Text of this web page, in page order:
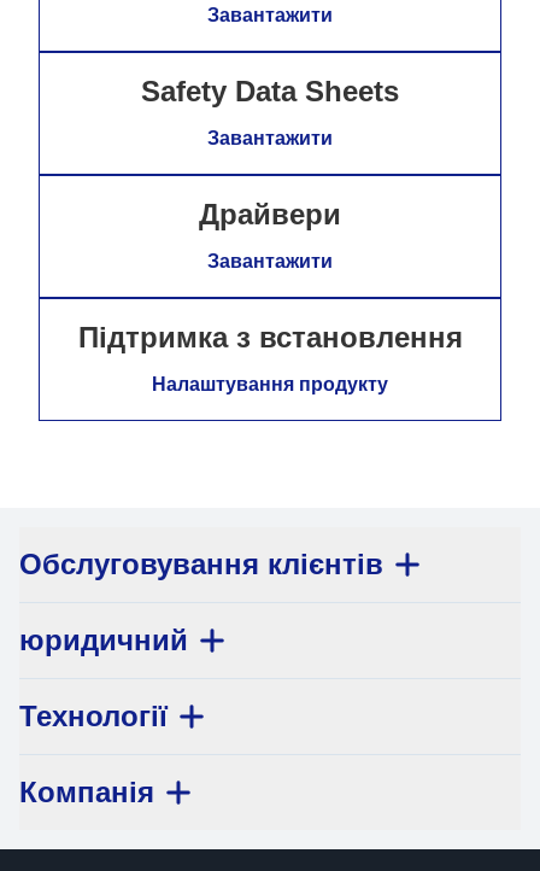
Завантажити
Safety Data Sheets
Завантажити
Драйвери
Завантажити
Підтримка з встановлення
Налаштування продукту
Обслуговування клієнтів
юридичний
Технології
Компанія